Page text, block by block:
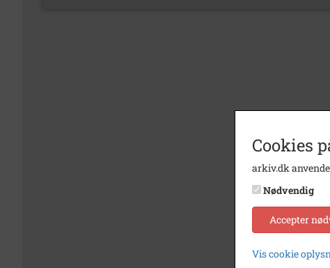
Cookies
arkiv.dk
Nødvendig
Accepter
Vis cookie